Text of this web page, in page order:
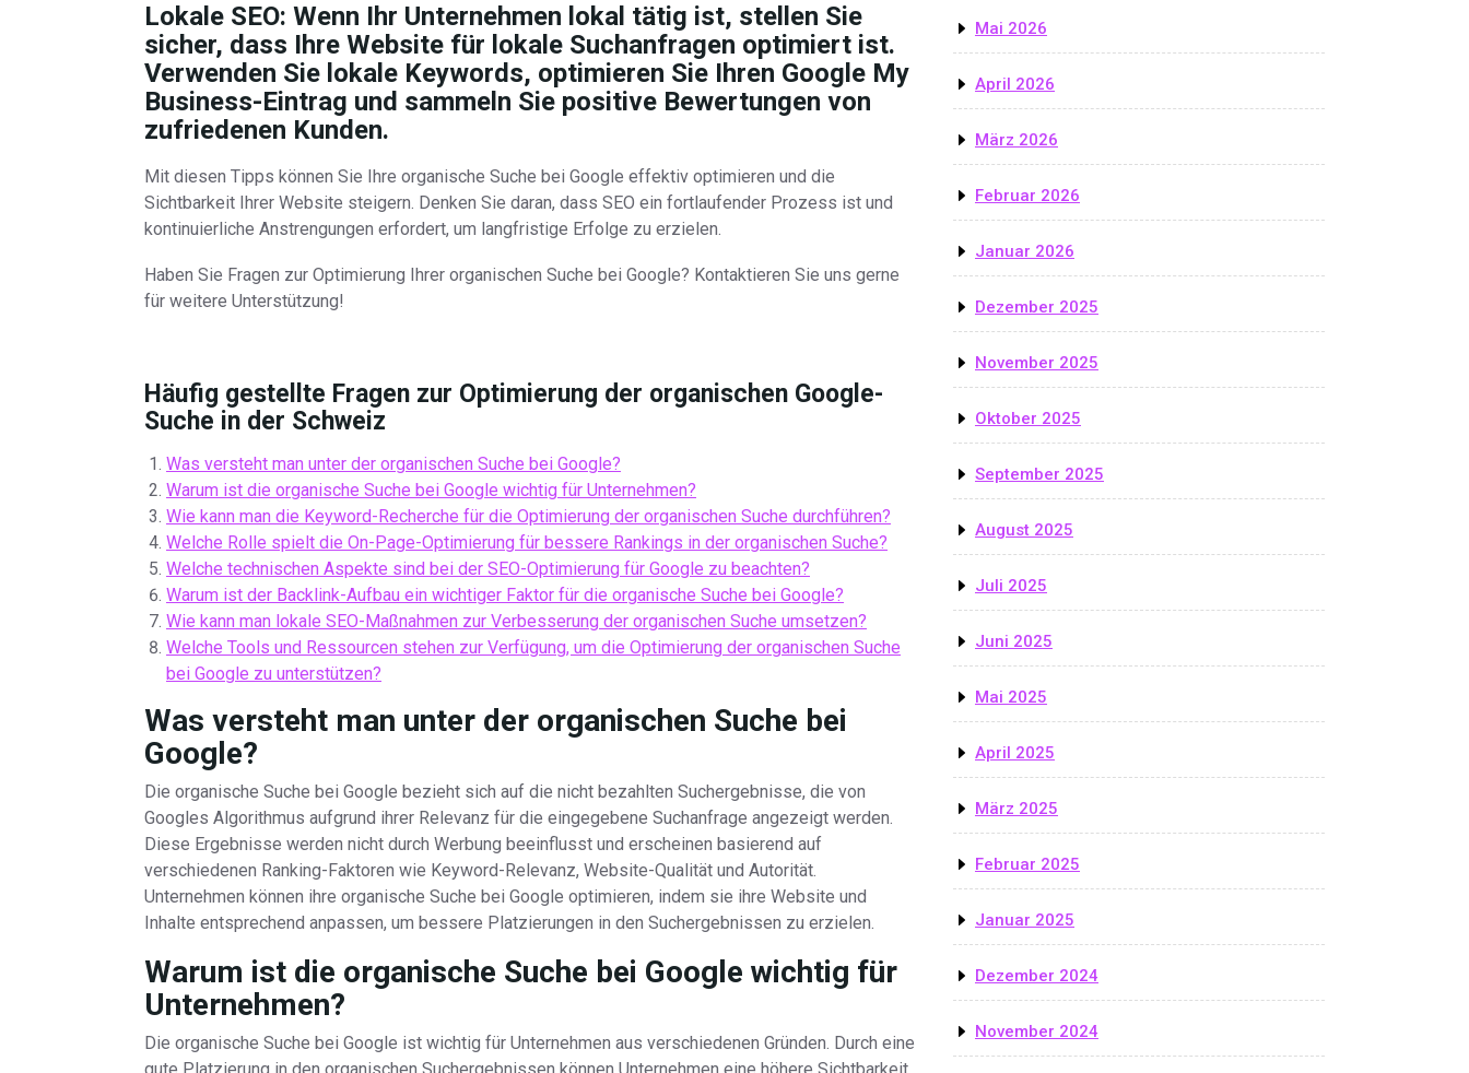
Lokale SEO: Wenn Ihr Unternehmen lokal tätig ist, stellen Sie
sicher, dass Ihre Website für lokale Suchanfragen optimiert ist.
Verwenden Sie lokale Keywords, optimieren Sie Ihren Google My
Business-Eintrag und sammeln Sie positive Bewertungen von
zufriedenen Kunden.
Mit diesen Tipps können Sie Ihre organische Suche bei Google effektiv optimieren und die
Sichtbarkeit Ihrer Website steigern. Denken Sie daran, dass SEO ein fortlaufender Prozess ist und
kontinuierliche Anstrengungen erfordert, um langfristige Erfolge zu erzielen.
Haben Sie Fragen zur Optimierung Ihrer organischen Suche bei Google? Kontaktieren Sie uns gerne
für weitere Unterstützung!
Häufig gestellte Fragen zur Optimierung der organischen Google-
Suche in der Schweiz
Was versteht man unter der organischen Suche bei Google?
Warum ist die organische Suche bei Google wichtig für Unternehmen?
Wie kann man die Keyword-Recherche für die Optimierung der organischen Suche durchführen?
Welche Rolle spielt die On-Page-Optimierung für bessere Rankings in der organischen Suche?
Welche technischen Aspekte sind bei der SEO-Optimierung für Google zu beachten?
Warum ist der Backlink-Aufbau ein wichtiger Faktor für die organische Suche bei Google?
Wie kann man lokale SEO-Maßnahmen zur Verbesserung der organischen Suche umsetzen?
Welche Tools und Ressourcen stehen zur Verfügung, um die Optimierung der organischen Suche
bei Google zu unterstützen?
Was versteht man unter der organischen Suche bei
Google?
Die organische Suche bei Google bezieht sich auf die nicht bezahlten Suchergebnisse, die von
Googles Algorithmus aufgrund ihrer Relevanz für die eingegebene Suchanfrage angezeigt werden.
Diese Ergebnisse werden nicht durch Werbung beeinflusst und erscheinen basierend auf
verschiedenen Ranking-Faktoren wie Keyword-Relevanz, Website-Qualität und Autorität.
Unternehmen können ihre organische Suche bei Google optimieren, indem sie ihre Website und
Inhalte entsprechend anpassen, um bessere Platzierungen in den Suchergebnissen zu erzielen.
Warum ist die organische Suche bei Google wichtig für
Unternehmen?
Die organische Suche bei Google ist wichtig für Unternehmen aus verschiedenen Gründen. Durch eine
Mai 2026
April 2026
März 2026
Februar 2026
Januar 2026
Dezember 2025
November 2025
Oktober 2025
September 2025
August 2025
Juli 2025
Juni 2025
Mai 2025
April 2025
März 2025
Februar 2025
Januar 2025
Dezember 2024
November 2024